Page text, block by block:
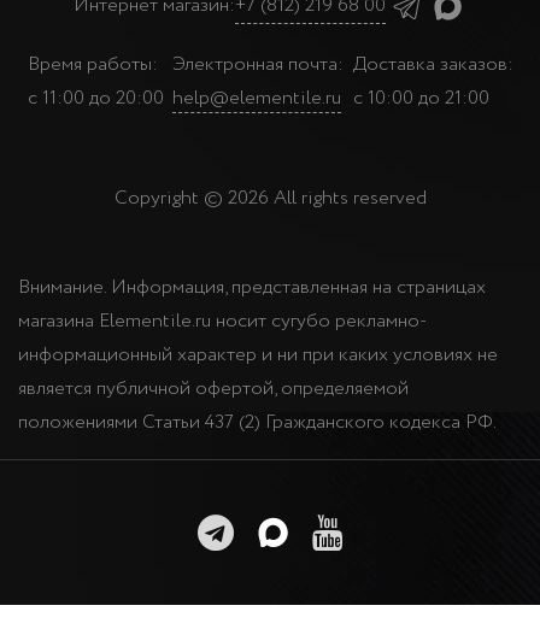
Время работы:
с 11:00 до 20:00
Электронная почта:
help@elementile.ru
Доставка заказов:
с 10:00 до 21:00
Copyright © 2026 All rights reserved
Внимание. Информация, представленная на страницах
магазина Elementile.ru носит сугубо рекламно-
информационный характер и ни при каких условиях не
является публичной офертой, определяемой
положениями Статьи 437 (2) Гражданского кодекса РФ.